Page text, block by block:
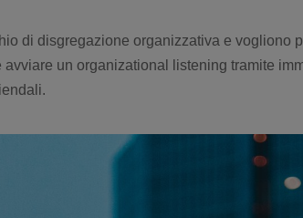
di disgregazione organizzativa e vogliono
un organizational listening tramite